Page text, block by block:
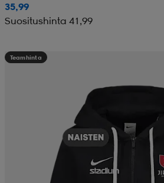
35,99
Suositushinta 41,99
Teamhinta